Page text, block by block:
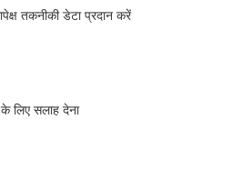
तकनीकी डेटा प्रदान करें
लिए सलाह देना